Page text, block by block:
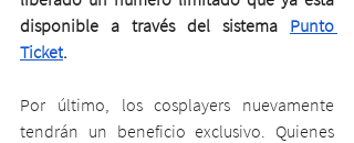
disponible a través del sistema Punto
Ticket.
Por último, los cosplayers nuevamente
tendrán un beneficio exclusivo. Quienes